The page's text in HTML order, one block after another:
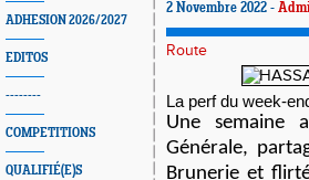
ADHESION 2026/2027
EDITOS
--------
COMPETITIONS
QUALIFIÉ(E)S
2 Novembre 2022 -
Route
La perf du week-
Une semaine
Générale,
Brunerie et